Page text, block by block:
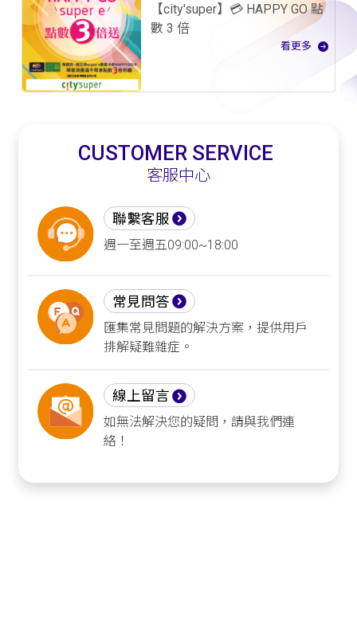
【city'super】💳 HAPPY GO 點
數 3 倍
看更多
CUSTOMER SERVICE
客服中心
聯繫客服
週一至週五09:00~18:00
常見問答
匯集常見問題的解決方案，提供用戶
排解疑難雜症。
線上留言
如無法解決您的疑問，請與我們連
絡！